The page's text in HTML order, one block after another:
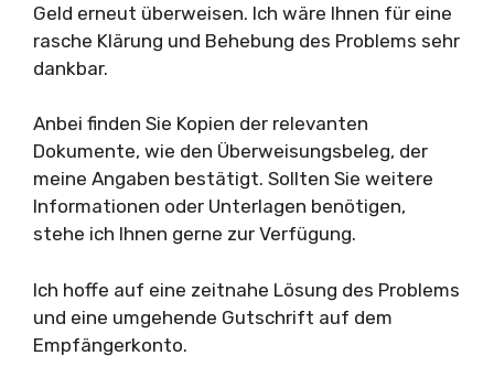
Geld erneut überweisen. Ich wäre Ihnen für eine
rasche Klärung und Behebung des Problems sehr
dankbar.
Anbei finden Sie Kopien der relevanten
Dokumente, wie den Überweisungsbeleg, der
meine Angaben bestätigt. Sollten Sie weitere
Informationen oder Unterlagen benötigen,
stehe ich Ihnen gerne zur Verfügung.
Ich hoffe auf eine zeitnahe Lösung des Problems
und eine umgehende Gutschrift auf dem
Empfängerkonto.